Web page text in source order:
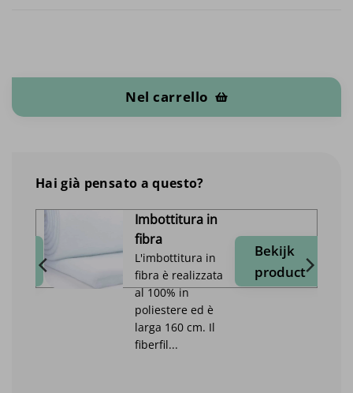
Nel carrello
Hai già pensato a questo?
Imbottitura in
fibra
L'imbottitura in
fibra è realizzata
al 100% in
poliestere ed è
larga 160 cm. Il
fiberfil...
Bekijk
product